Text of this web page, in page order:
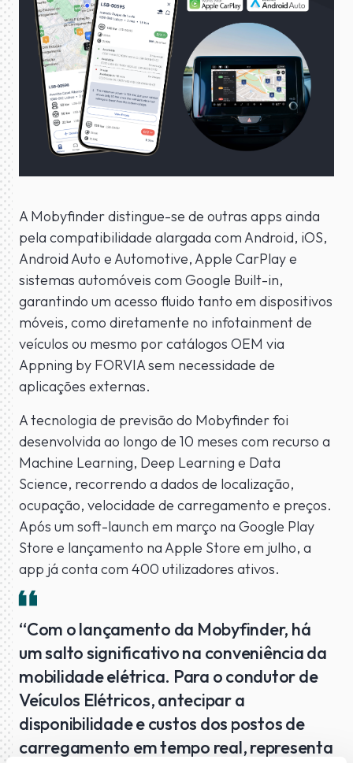
A Mobyfinder distingue-se de outras apps ainda
pela compatibilidade alargada com Android, iOS,
Android Auto e Automotive, Apple CarPlay e
sistemas automóveis com Google Built-in,
garantindo um acesso fluido tanto em dispositivos
móveis, como diretamente no infotainment de
veículos ou mesmo por catálogos OEM via
Appning by FORVIA sem necessidade de
aplicações externas.
A tecnologia de previsão do Mobyfinder foi
desenvolvida ao longo de 10 meses com recurso a
Machine Learning, Deep Learning e Data
Science, recorrendo a dados de localização,
ocupação, velocidade de carregamento e preços.
Após um soft-launch em março na Google Play
Store e lançamento na Apple Store em julho, a
app já conta com 400 utilizadores ativos.
“Com o lançamento da Mobyfinder, há
um salto significativo na conveniência da
mobilidade elétrica. Para o condutor de
Veículos Elétricos, antecipar a
disponibilidade e custos dos postos de
carregamento em tempo real, representa